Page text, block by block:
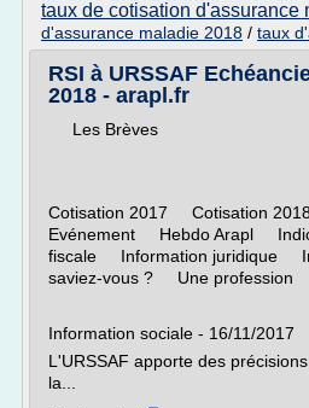
taux de cotisation d'assurance
d'assurance maladie 2018 / taux
RSI à URSSAF
2018 - arapl.fr
Les Brèves
Cotisation 2017 Cotisation
Evénement Hebdo Arapl
fiscale Information juridique
saviez-vous ? Une
Information sociale - 16/11/2017
L'URSSAF apporte des
la...